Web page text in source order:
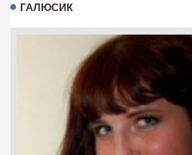
ГАЛЮСИК